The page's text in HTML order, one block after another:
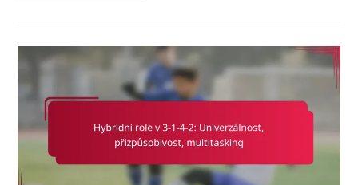
2:
Útočné
Běhy,
Obranné
Povinnosti,
Schopnost
Pasu